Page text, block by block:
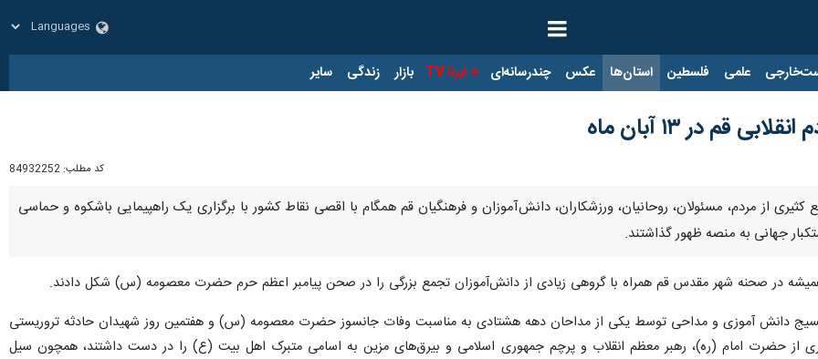
علمی فلسطین استان‌ها عکس چندرسانه‌ای ایرنا TV بازار زندگی سایر
قم در ۱۳ آبان ماه
کد مطلب: 84932252
الله ۱۳ آبان‌ماه، جمع کثیری از مردم، مسئولان، روحانیان، ورزشکاران، دانش‌آموزان و فرهنگیان قم همگام با اقصی نقاط کشور با برگزاری یک راهپیمایی باشکوه و حماسی
جهانی به منصه ظهور گذاشتند.
و همیشه در صحنه شهر مقدس قم همراه با گروهی زیادی از دانش‌آموزان تجمع بزرگی را در صحن پیامبر اعظم حرم حضرت معصومه (س) شکل دادند.
بسیج دانش آموزی و مداحی توسط یکی از مداحان دهه هشتادی به مناسبت وفات جانسوز حضرت معصومه (س) و هفتمین روز شهیدان حادثه تروریستی
از حضرت امام (ره)، رهبر معظم انقلاب و پرچم‌ جمهوری اسلامی و بیرق‌های مزین به اسامی متبرک اهل بیت (ع) را در دست داشتند، همچون سیل